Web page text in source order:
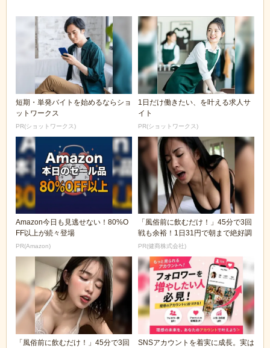
短期・単発バイトを始めるならショ
ットワークス
PR(ショットワークス)
1日だけ働きたい、を叶える求人サ
イト
PR(ショットワークス)
Amazon今日も見逃せない！80%O
FF以上が続々登場
PR(Amazon)
「風俗前に飲むだけ！」45分で3回
戦も余裕！1日31円で朝まで絶好調
PR(健商株式会社)
「風俗前に飲むだけ！」45分で3回
SNSアカウントを着実に成長。実は